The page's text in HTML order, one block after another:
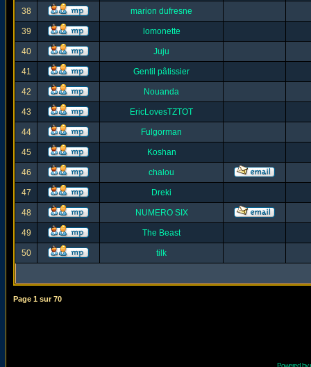
38 marion dufresne
39 lomonette
40 Juju
41 Gentil pâtissier
42 Nouanda
43 EricLovesTZTOT
44 Fulgorman
45 Koshan
46 chalou
47 Dreki
48 NUMERO SIX
49 The Beast
50 tilk
Page 1 sur70
Powered by